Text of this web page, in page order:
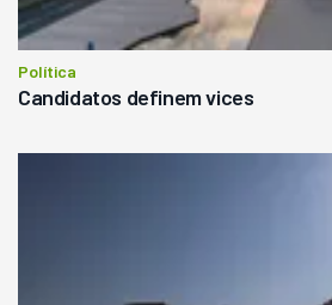
Política
Candidatos definem vices